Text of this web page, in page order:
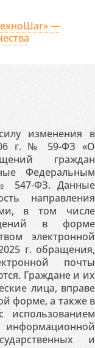
—
изменения в
г. № 59-ФЗ «О
граждан
Федеральным
547-ФЗ. Данные
направления
в том числе
в форме
электронной
г. обращения,
почты
Граждане и их
лица, вправе
форме, а также в
использованием
и